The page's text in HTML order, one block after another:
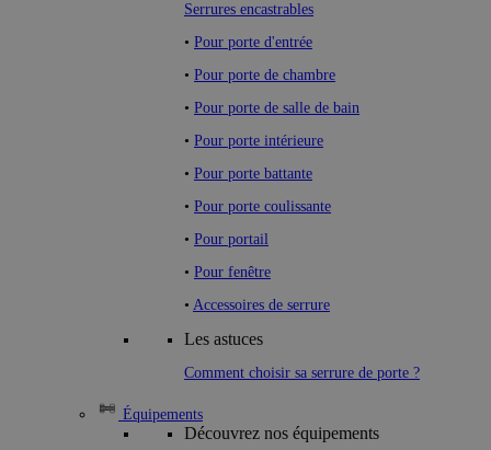
Serrures encastrables
• Pour porte d'entrée
• Pour porte de chambre
• Pour porte de salle de bain
• Pour porte intérieure
• Pour porte battante
• Pour porte coulissante
• Pour portail
• Pour fenêtre
• Accessoires de serrure
Les astuces
Comment choisir sa serrure de porte ?
Équipements
Découvrez nos équipements